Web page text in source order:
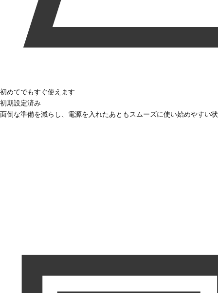
初めてでもすぐ使えます
初期設定済み
面倒な準備を減らし、電源を入れたあともスムーズに使い始めやすい